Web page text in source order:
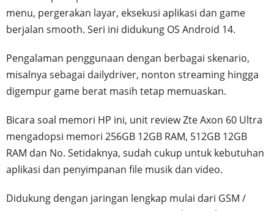
menu, pergerakan layar, eksekusi aplikasi dan game
berjalan smooth. Seri ini didukung OS Android 14.
Pengalaman penggunaan dengan berbagai skenario,
misalnya sebagai dailydriver, nonton streaming hingga
digempur game berat masih tetap memuaskan.
Bicara soal memori HP ini, unit review Zte Axon 60 Ultra
mengadopsi memori 256GB 12GB RAM, 512GB 12GB
RAM dan No. Setidaknya, sudah cukup untuk kebutuhan
aplikasi dan penyimpanan file musik dan video.
Didukung dengan jaringan lengkap mulai dari GSM /